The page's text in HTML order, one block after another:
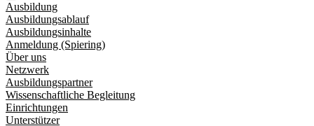
Ausbildung
Ausbildungsablauf
Ausbildungsinhalte
Anmeldung (Spiering)
Über uns
Netzwerk
Ausbildungspartner
Wissenschaftliche Begleitung
Einrichtungen
Unterstützer